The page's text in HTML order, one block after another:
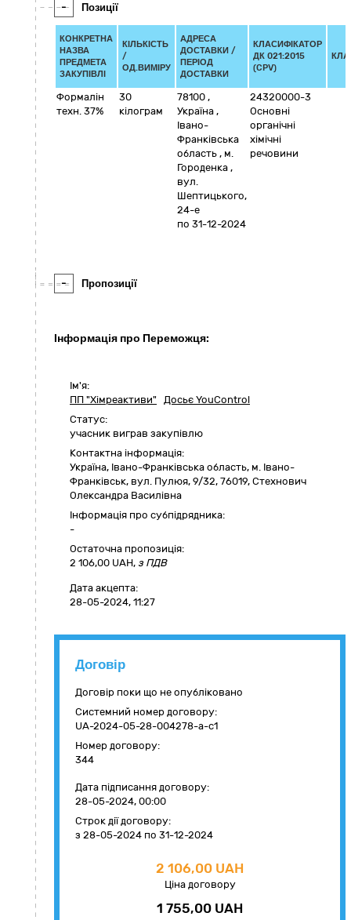
- Позиції
КОНКРЕТНА
НАЗВА
ПРЕДМЕТА
ЗАКУПІВЛІ
КІЛЬКІСТЬ
/
ОД.ВИМІРУ
АДРЕСА
ДОСТАВКИ /
ПЕРІОД
ДОСТАВКИ
КЛАСИФІКАТОР
ДК 021:2015
(CPV)
Формалін
техн. 37%
30
кілограм
78100 ,
Україна ,
Івано-
Франківська
область , м.
Городенка ,
вул.
Шептицького,
24-е
по 31-12-2024
24320000-3
Основні
органічні
хімічні
речовини
- Пропозиції
Інформація про Переможця:
Ім'я:
ПП "Хімреактиви" Досьє YouControl
Статус:
учасник виграв закупівлю
Контактна інформація:
Україна, Івано-Франківська область, м. Івано-
Франківськ, вул. Пулюя, 9/32, 76019, Стехнович
Олександра Василівна
Інформація про субпідрядника:
-
Остаточна пропозиція:
2 106,00 UAH, з ПДВ
Дата акцепта:
28-05-2024, 11:27
Договір
Договір поки що не опубліковано
Системний номер договору:
UA-2024-05-28-004278-a-c1
Номер договору:
344
Дата підписання договору:
28-05-2024, 00:00
Строк дії договору:
з 28-05-2024 по 31-12-2024
2 106,00 UAH
Ціна договору
1 755,00 UAH